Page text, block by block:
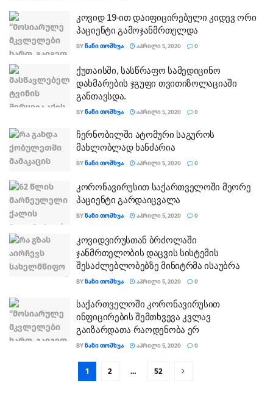
კოვიდ 19-ით დაიფიცირებული კიდევ ორი
პაციენტი გამოჯანმრთელდა
BYᲜᲐᲜᲘ ᲗᲝᲨᲮᲣᲐ ᲐᲞᲠᲘᲚᲘ 5, 2020 0
ქუთაისში, სასწრაფო სამედიცინო
დახმარების ჯგუფი თვითიზოლაციაში
განთავსდა.
BYᲜᲐᲜᲘ ᲗᲝᲨᲮᲣᲐ ᲐᲞᲠᲘᲚᲘ 5, 2020 0
ჩერნობილში ატომური საგუროს
მახლობლად ხანძარია
BYᲜᲐᲜᲘ ᲗᲝᲨᲮᲣᲐ ᲐᲞᲠᲘᲚᲘ 5, 2020 0
კორონავირუსით საქართველოში მეორე
პაციენტი გარდაიცვალა
BYᲜᲐᲜᲘ ᲗᲝᲨᲮᲣᲐ ᲐᲞᲠᲘᲚᲘ 5, 2020 0
კოვიდვირუსთან ბრძოლაში
ჯანმრთელობის დაცვის სისტემის
შესაძლებლობებზე მინიტრმა ისაუბრა
BYᲜᲐᲜᲘ ᲗᲝᲨᲮᲣᲐ ᲐᲞᲠᲘᲚᲘ 5, 2020 0
საქართველოში კორონავირუსით
ინფიცირების შემთხვევა კვლავ
გაიზარდათა რაოდენობა ერ
BYᲜᲐᲜᲘ ᲗᲝᲨᲮᲣᲐ ᲐᲞᲠᲘᲚᲘ 5, 2020 0
1 2 … 52